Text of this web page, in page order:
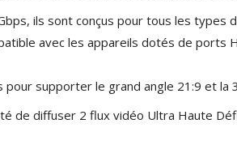
ils sont conçus pour tous les types
avec les appareils dotés de ports
pour supporter le grand angle 21:9 et la
de diffuser 2 flux vidéo Ultra Haute